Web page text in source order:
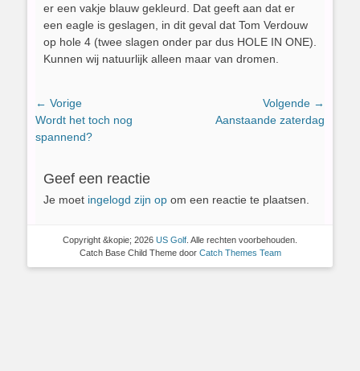
er een vakje blauw gekleurd. Dat geeft aan dat er
een eagle is geslagen, in dit geval dat Tom Verdouw
op hole 4 (twee slagen onder par dus HOLE IN ONE).
Kunnen wij natuurlijk alleen maar van dromen.
Bericht
navigatie
← Vorige
Vorig
bericht:
Wordt het toch nog
spannend?
Volgende →
VolgendAanstaande zaterdag
Geef een reactie
Je moet ingelogd zijn op om een reactie te plaatsen.
Copyright &kopie; 2026 US Golf . Alle rechten voorbehouden.
Catch Base Child Theme door Catch Themes Team